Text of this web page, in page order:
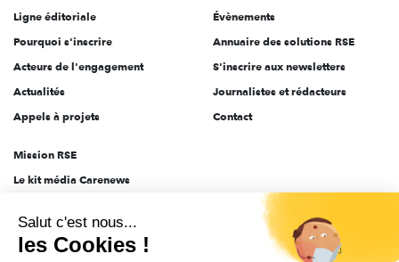
Ligne éditoriale
Pourquoi s'inscrire
Acteurs de l'engagement
Actualités
Appels à projets
Évènements
Annuaire des solutions RSE
S'inscrire aux newsletters
Journalistes et rédacteurs
Contact
Mission RSE
Le kit média Carenews
AEF info
Novethic
Salut c'est nous...
les Cookies !